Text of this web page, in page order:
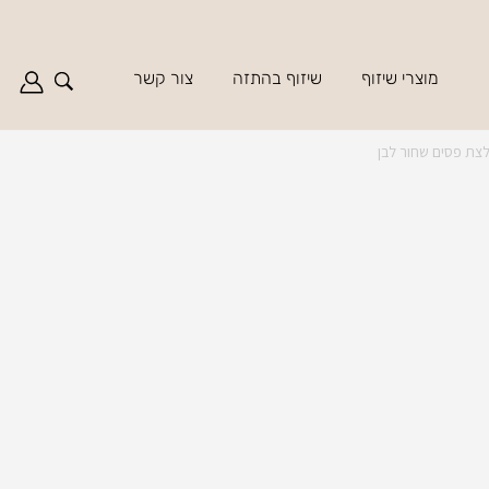
מוצרי שיזוף שיזוף בהתזה צור קשר
פסים שחור לבן